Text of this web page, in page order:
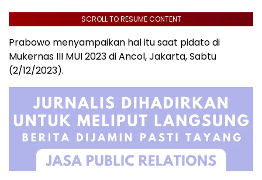
SCROLL TO RESUME CONTENT
Prabowo menyampaikan hal itu saat pidato di
Mukernas III MUI 2023 di Ancol, Jakarta, Sabtu
(2/12/2023).